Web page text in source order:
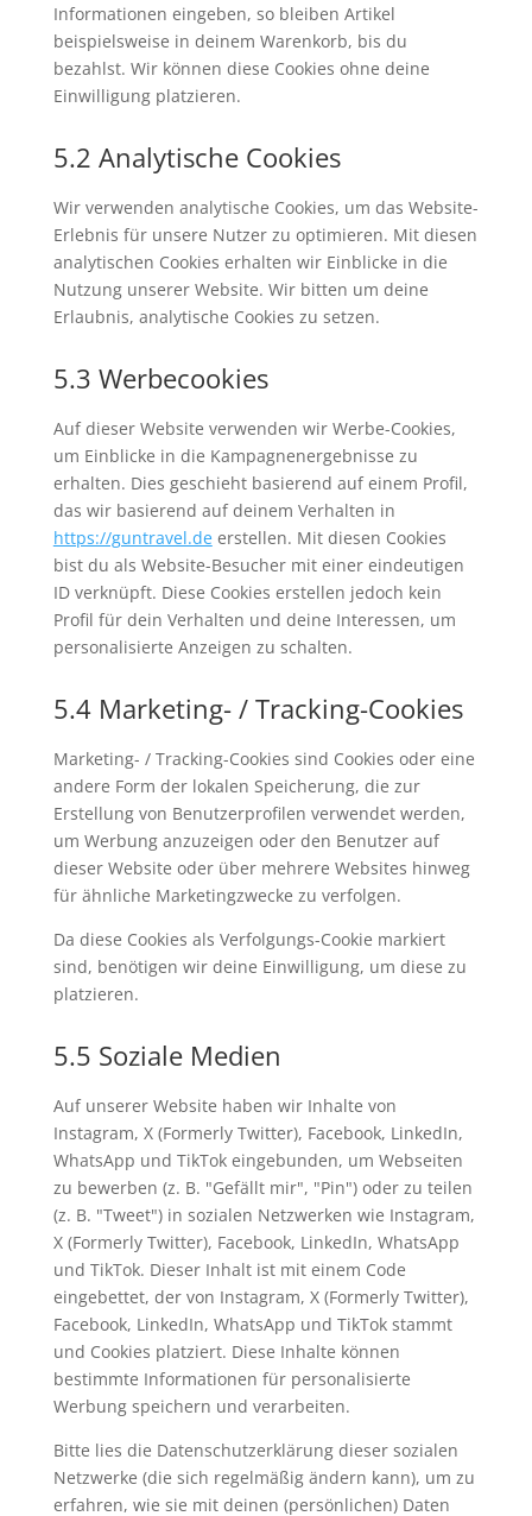
Informationen eingeben, so bleiben Artikel
beispielsweise in deinem Warenkorb, bis du
bezahlst. Wir können diese Cookies ohne deine
Einwilligung platzieren.
5.2 Analytische Cookies
Wir verwenden analytische Cookies, um das Website-
Erlebnis für unsere Nutzer zu optimieren. Mit diesen
analytischen Cookies erhalten wir Einblicke in die
Nutzung unserer Website. Wir bitten um deine
Erlaubnis, analytische Cookies zu setzen.
5.3 Werbecookies
Auf dieser Website verwenden wir Werbe-Cookies,
um Einblicke in die Kampagnenergebnisse zu
erhalten. Dies geschieht basierend auf einem Profil,
das wir basierend auf deinem Verhalten in
https://guntravel.deerstellen. Mit diesen Cookies
bist du als Website-Besucher mit einer eindeutigen
ID verknüpft. Diese Cookies erstellen jedoch kein
Profil für dein Verhalten und deine Interessen, um
personalisierte Anzeigen zu schalten.
5.4 Marketing- / Tracking-Cookies
Marketing- / Tracking-Cookies sind Cookies oder eine
andere Form der lokalen Speicherung, die zur
Erstellung von Benutzerprofilen verwendet werden,
um Werbung anzuzeigen oder den Benutzer auf
dieser Website oder über mehrere Websites hinweg
für ähnliche Marketingzwecke zu verfolgen.
Da diese Cookies als Verfolgungs-Cookie markiert
sind, benötigen wir deine Einwilligung, um diese zu
platzieren.
5.5 Soziale Medien
Auf unserer Website haben wir Inhalte von
Instagram, X (Formerly Twitter), Facebook, LinkedIn,
WhatsApp und TikTok eingebunden, um Webseiten
zu bewerben (z. B. "Gefällt mir", "Pin") oder zu teilen
(z. B. "Tweet") in sozialen Netzwerken wie Instagram,
X (Formerly Twitter), Facebook, LinkedIn, WhatsApp
und TikTok. Dieser Inhalt ist mit einem Code
eingebettet, der von Instagram, X (Formerly Twitter),
Facebook, LinkedIn, WhatsApp und TikTok stammt
und Cookies platziert. Diese Inhalte können
bestimmte Informationen für personalisierte
Werbung speichern und verarbeiten.
Bitte lies die Datenschutzerklärung dieser sozialen
Netzwerke (die sich regelmäßig ändern kann), um zu
erfahren, wie sie mit deinen (persönlichen) Daten